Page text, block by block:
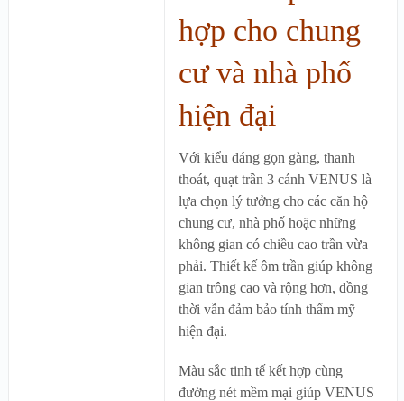
hợp cho chung
cư và nhà phố
hiện đại
Với kiểu dáng gọn gàng, thanh
thoát, quạt trần 3 cánh VENUS là
lựa chọn lý tưởng cho các căn hộ
chung cư, nhà phố hoặc những
không gian có chiều cao trần vừa
phải. Thiết kế ôm trần giúp không
gian trông cao và rộng hơn, đồng
thời vẫn đảm bảo tính thẩm mỹ
hiện đại.
Màu sắc tinh tế kết hợp cùng
đường nét mềm mại giúp VENUS